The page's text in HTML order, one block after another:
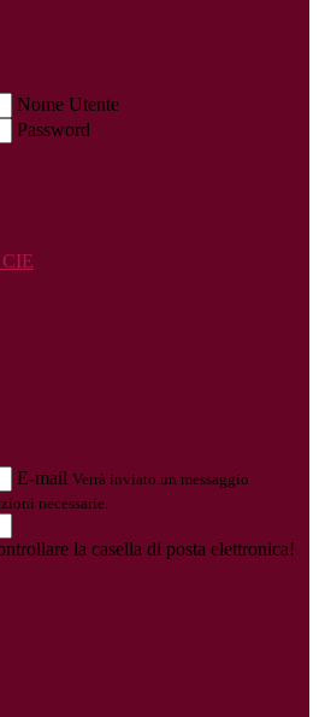
Nome Utente
Password
CIE
E-mail Verrà inviato un messaggio
necessarie.
la casella di posta elettronica!